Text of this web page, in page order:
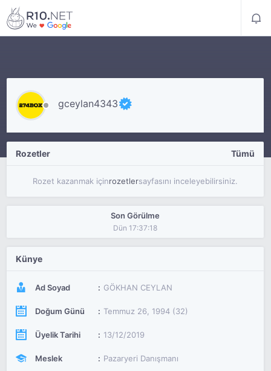
gceylan4343
Rozetler Tümü
Rozet kazanmak içinrozetlersayfasını inceleyebilirsiniz.
Son Görülme
Dün 17:37:18
Künye
Ad Soyad GÖKHAN CEYLAN
Doğum Günü Temmuz 26, 1994 (32)
Üyelik Tarihi 13/12/2019
Meslek Pazaryeri Danışmanı